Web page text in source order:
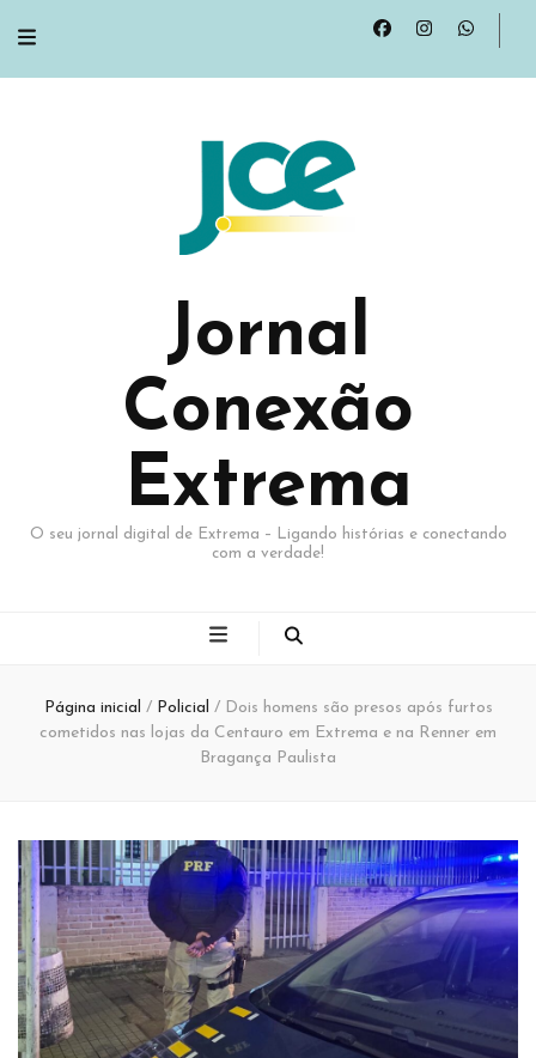
Jornal
Conexão
Extrema
O seu jornal digital de Extrema – Ligando histórias e conectando
com a verdade!
Página inicial / Policial / Dois homens são presos após furtos
cometidos nas lojas da Centauro em Extrema e na Renner em
Bragança Paulista